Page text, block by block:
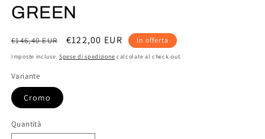
GREEN
Prezzo
di
€146,40 EUR
Prezzo
scontato
€122,00 EUR In offerta
Imposte incluse. Spese di spedizione calcolate al check-out.
Variante
Cromo
Quantità